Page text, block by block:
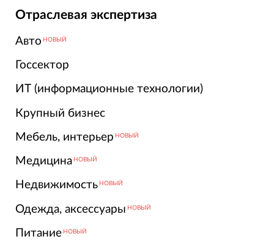
Отраслевая экспертиза
Авто НОВЫЙ
Госсектор
ИТ (информационные технологии)
Крупный бизнес
Мебель, интерьер НОВЫЙ
Медицина НОВЫЙ
Недвижимость НОВЫЙ
Одежда, аксессуары НОВЫЙ
Питание НОВЫЙ